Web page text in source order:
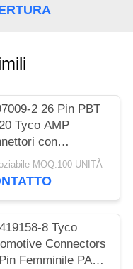
2 26 Pin PBT
Tyco AMP
con
MOQ:100 UNITÀ
8 Tyco
Connectors
Femminile PA66